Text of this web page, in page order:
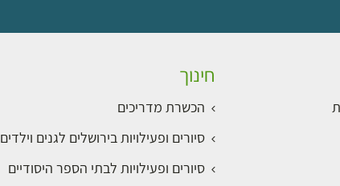
חינוך
הכשרת מדריכים
סיורים ופעילויות בירושלים לגנים וילדים
סיורים ופעילויות לבתי הספר היסודיים